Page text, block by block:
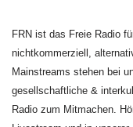
FRN ist das Freie Radio
nichtkommerziell,
Mainstreams stehen bei
gesellschaftliche &
Radio zum Mitmachen.